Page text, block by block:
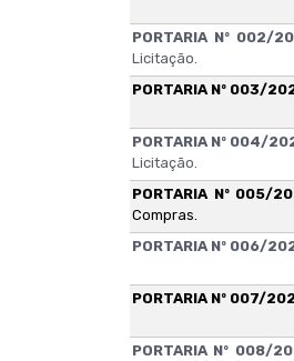
PORTARIA Nº 002/
Licitação.
PORTARIA Nº 003/
PORTARIA Nº 004/
Licitação.
PORTARIA Nº 005/
Compras.
PORTARIA Nº 006/
PORTARIA Nº 007/
PORTARIA Nº 008/